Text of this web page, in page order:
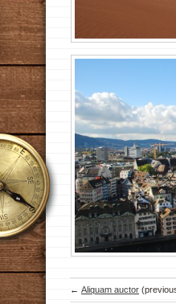
← Aliquam auctor